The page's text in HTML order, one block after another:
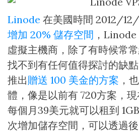
Linode 在美國時間 2012/
增加 20% 儲存空間 ，
虛擬主機商，除了有時候常
找不到有任何值得探討的缺
推出贈送 100 美金的方案 ，
體，像是以前有 720方案，現
每個月39美元就可以租到
次增加儲存空間，可以透過